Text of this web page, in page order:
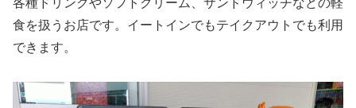
各種ドリンクやソフトクリーム、サンドウィッチなどの軽
食を扱うお店です。イートインでもテイクアウトでも利用
できます。